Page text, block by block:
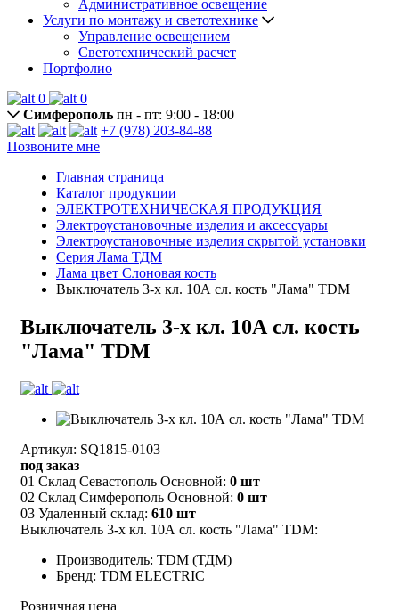
Административное освещение
Услуги по монтажу и светотехнике
Управление освещением
Светотехнический расчет
Портфолио
0
0
Симферополь пн - пт: 9:00 - 18:00
+7 (978) 203-84-88
Позвоните мне
Главная страница
Каталог продукции
ЭЛЕКТРОТЕХНИЧЕСКАЯ ПРОДУКЦИЯ
Электроустановочные изделия и аксессуары
Электроустановочные изделия скрытой установки
Серия Лама ТДМ
Лама цвет Слоновая кость
Выключатель 3-х кл. 10А сл. кость "Лама" TDM
Выключатель 3-х кл. 10А сл. кость
"Лама" TDM
Артикул: SQ1815-0103
под заказ
01 Склад Севастополь Основной: 0 шт
02 Склад Симферополь Основной: 0 шт
03 Удаленный склад: 610 шт
Выключатель 3-х кл. 10А сл. кость "Лама" TDM:
Производитель: TDM (ТДМ)
Бренд: TDM ELECTRIC
Розничная цена